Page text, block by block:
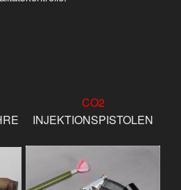
CO2
INJEKTIONSPISTOLEN